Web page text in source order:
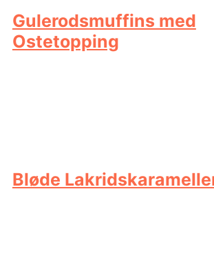
Gulerodsmuffins med
Ostetopping
Bløde